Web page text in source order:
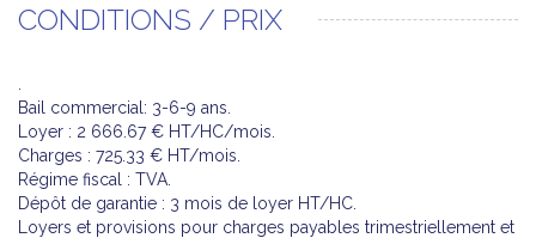
CONDITIONS / PRIX
Bail commercial: 3-6-9 ans.
Loyer : 2 666.67 € HT/HC/mois.
Charges : 725.33 € HT/mois.
Régime fiscal : TVA.
Dépôt de garantie : 3 mois de loyer HT/HC.
Loyers et provisions pour charges payables trimestriellement et